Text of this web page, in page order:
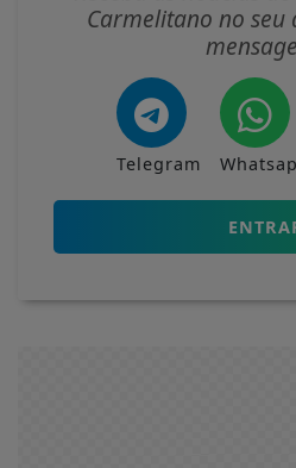
Carmelitano no
Telegram